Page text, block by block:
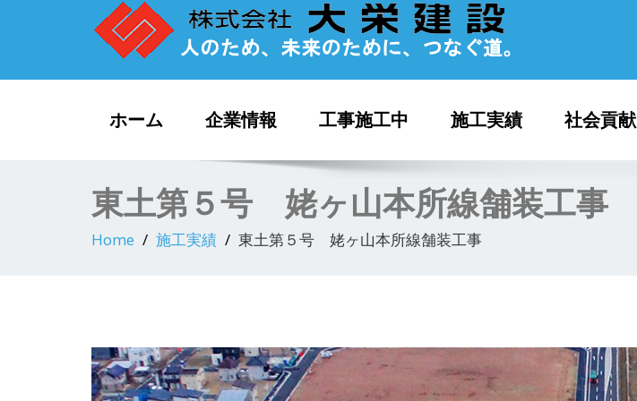
ホーム 企業情報 工事施工中 施工実績 社会貢献
東土第５号 姥ヶ山本所線舗装工事
Home 施工実績 東土第５号 姥ヶ山本所線舗装工事